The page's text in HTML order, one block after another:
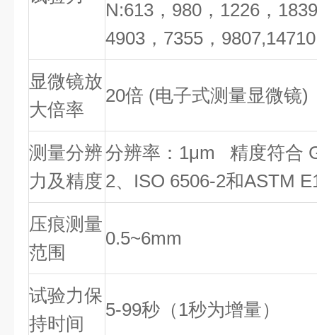
N:613，980，1226，
4903，7355，
显微镜放
大倍率
20倍 (电子式测量显微镜)
测量分辨
力及精度
分辨率：1μm 精度符合
2、ISO 6506-2和ASTM
压痕测量
范围
0.5~6mm
试验力保
持时间
5-99秒（1秒为增量）